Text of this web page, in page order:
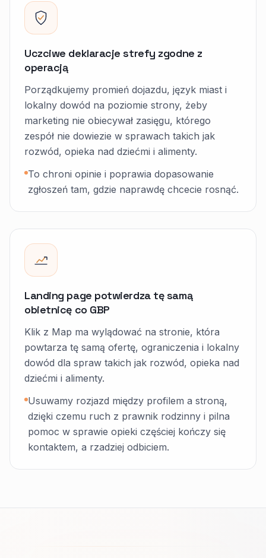
Uczciwe deklaracje strefy zgodne z
operacją
Porządkujemy promień dojazdu, język miast i
lokalny dowód na poziomie strony, żeby
marketing nie obiecywał zasięgu, którego
zespół nie dowiezie w sprawach takich jak
rozwód, opieka nad dziećmi i alimenty.
To chroni opinie i poprawia dopasowanie
zgłoszeń tam, gdzie naprawdę chcecie rosnąć.
Landing page potwierdza tę samą
obietnicę co GBP
Klik z Map ma wylądować na stronie, która
powtarza tę samą ofertę, ograniczenia i lokalny
dowód dla spraw takich jak rozwód, opieka nad
dziećmi i alimenty.
Usuwamy rozjazd między profilem a stroną,
dzięki czemu ruch z prawnik rodzinny i pilna
pomoc w sprawie opieki częściej kończy się
kontaktem, a rzadziej odbiciem.